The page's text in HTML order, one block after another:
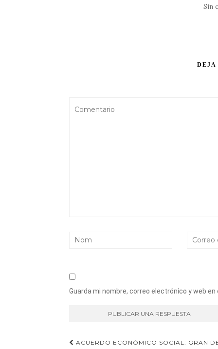
Sin
DEJA
Guarda mi nombre, correo electrónico y web
Navegación
ACUERDO ECONÓMICO SOCIAL: GRAN